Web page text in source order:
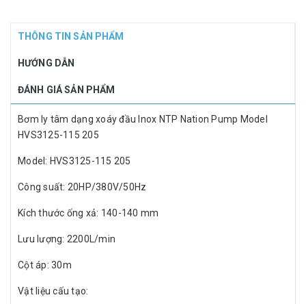
THÔNG TIN SẢN PHẨM
HƯỚNG DẪN
ĐÁNH GIÁ SẢN PHẨM
Bơm ly tâm dạng xoáy đầu Inox NTP Nation Pump Model
HVS3125-115 205
Model: HVS3125-115 205
Công suất: 20HP/380V/50Hz
Kích thước ống xả: 140-140 mm
Lưu lượng: 2200L/min
Cột áp: 30m
Vật liệu cấu tạo: